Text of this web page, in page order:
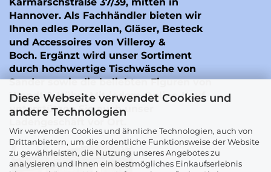
Diese Webseite verwendet Cookies und
andere Technologien
Wir verwenden Cookies und ähnliche Technologien, auch von
Drittanbietern, um die ordentliche Funktionsweise der Website
zu gewährleisten, die Nutzung unseres Angebotes zu
analysieren und Ihnen ein bestmögliches Einkaufserlebnis
Hannover. Als Fachhändler bieten wir
Ihnen edles Porzellan, Gläser, Besteck
und Accessoires von Villeroy &
Boch. Ergänzt wird unser Sortiment
durch hochwertige Tischwäsche von
Sandersowie die beliebten Figuren von
Wendt & Kühn. Mit jedem Online-Kauf
unterstützen Sie auch unser